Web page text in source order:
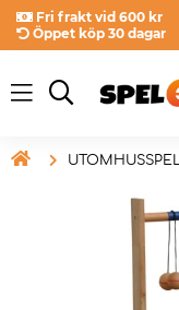
Fri frakt vid 600 kr
Öppet köp 30 dagar
 UTOMHUSSPEL